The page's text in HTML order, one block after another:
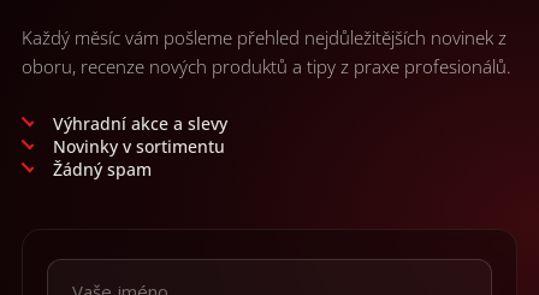
Každý měsíc vám pošleme přehled nejdůležitějších novinek z
oboru, recenze nových produktů a tipy z praxe profesionálů.
Výhradní akce a slevy
Novinky v sortimentu
Žádný spam